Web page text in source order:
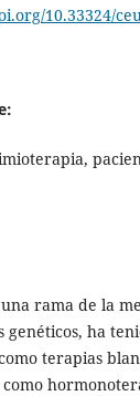
10.33324/
rama de la
genéticos, ha
terapias
como